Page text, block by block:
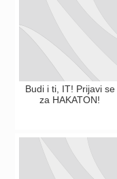
Budi i ti, IT! Prijavi se
za HAKATON!